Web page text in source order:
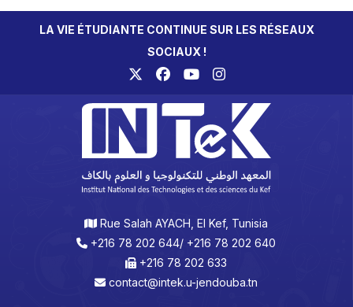
LA VIE ÉTUDIANTE CONTINUE SUR LES RÉSEAUX
SOCIAUX !
Rue Salah AYACH, El Kef, Tunisia
+216 78 202 644/ +216 78 202 640
+216 78 202 633
contact@intek.u-jendouba.tn